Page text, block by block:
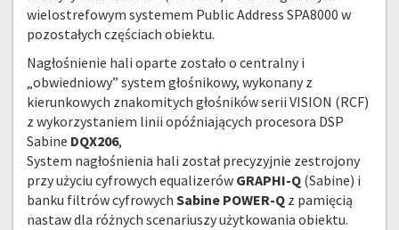
wielostrefowym systemem Public Address SPA8000 w
pozostałych częściach obiektu.
Nagłośnienie hali oparte zostało o centralny i
„obwiedniowy” system głośnikowy, wykonany z
kierunkowych znakomitych głośników serii VISION (RCF)
z wykorzystaniem linii opóźniających procesora DSP
Sabine DQX206,
System nagłośnienia hali został precyzyjnie zestrojony
przy użyciu cyfrowych equalizerów GRAPHI-Q (Sabine) i
banku filtrów cyfrowych Sabine POWER-Q z pamięcią
nastaw dla różnych scenariuszy użytkowania obiektu.